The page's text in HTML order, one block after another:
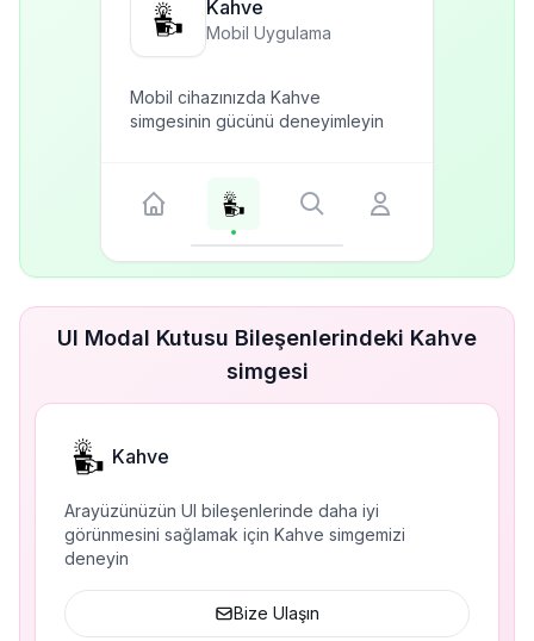
Kahve
Mobil Uygulama
Mobil cihazınızda Kahve
simgesinin gücünü deneyimleyin
UI Modal Kutusu Bileşenlerindeki Kahve
simgesi
Kahve
Arayüzünüzün UI bileşenlerinde daha iyi
görünmesini sağlamak için Kahve simgemizi
deneyin
Bize Ulaşın